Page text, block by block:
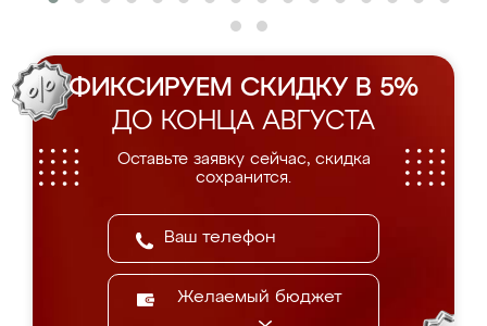
ФИКСИРУЕМ СКИДКУ В 5%
ДО КОНЦА АВГУСТА
Оставьте заявку сейчас, скидка
сохранится.
Желаемый бюджет